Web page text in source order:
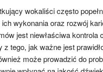
wokaliści często
wykonania oraz rozwój
jest niewłaściwa kontrola
z tego, jak ważne jest
może prowadzić do